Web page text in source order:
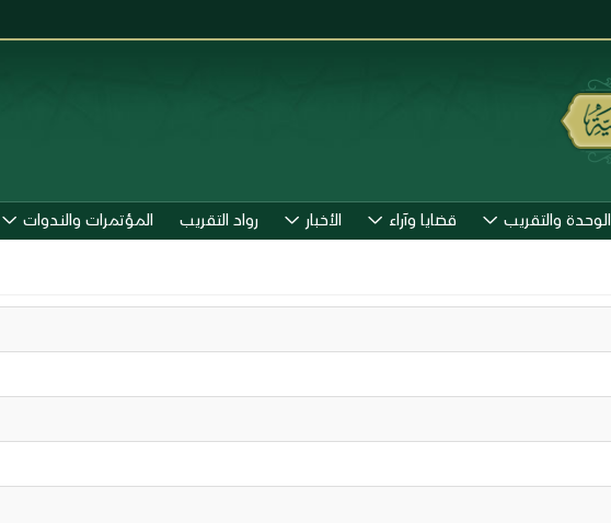
الوحدة والتقريب قضايا وآراء الأخبار رواد التقريب المؤتمرات والندوات